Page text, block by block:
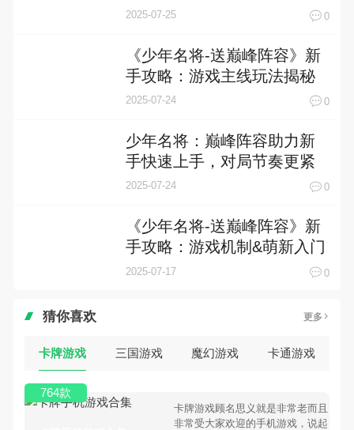
金！
2025-07-25 0
《少年名将-送巅峰阵容》新
手攻略：游戏主线玩法揭秘
与进阶技巧
2025-07-24 0
少年名将：巅峰阵容助力新
手快速上手，对局节奏更紧
凑
2025-07-24 0
《少年名将-送巅峰阵容》新
手攻略：游戏机制&萌新入门
技巧！
2025-07-17 0
猜你喜欢 更多
卡牌游戏 三国游戏 魔幻游戏 卡通游戏
卡牌游戏顾名思义就是非常老而且
非常受大家欢迎的手机游戏，说起
764款